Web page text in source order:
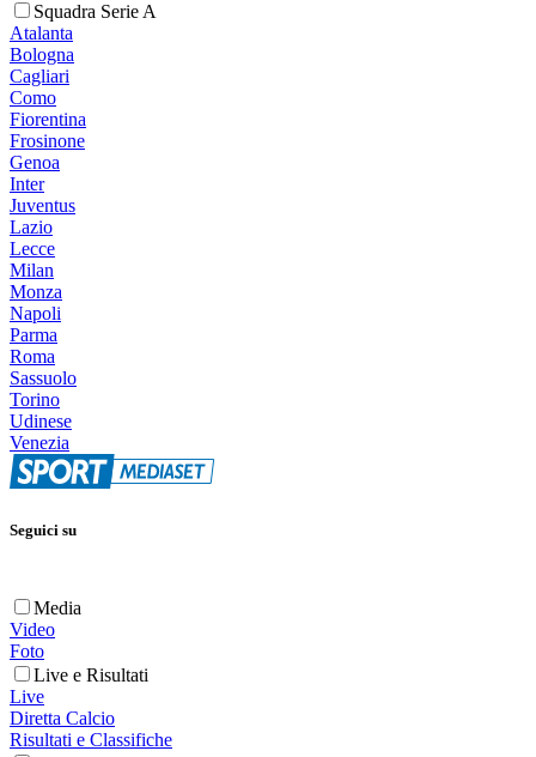
Squadra Serie A
Atalanta
Bologna
Cagliari
Como
Fiorentina
Frosinone
Genoa
Inter
Juventus
Lazio
Lecce
Milan
Monza
Napoli
Parma
Roma
Sassuolo
Torino
Udinese
Venezia
Seguici su
Media
Video
Foto
Live e Risultati
Live
Diretta Calcio
Risultati e Classifiche